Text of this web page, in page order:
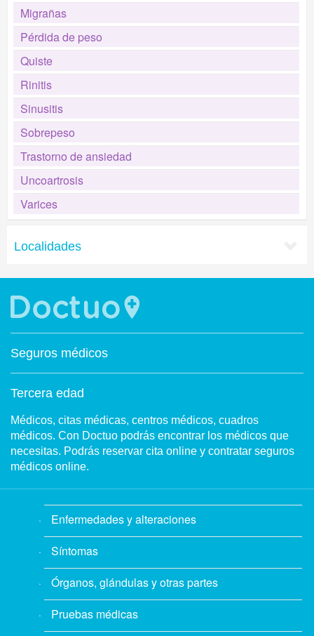
Migrañas
Pérdida de peso
Quiste
Rinitis
Sinusitis
Sobrepeso
Trastorno de ansiedad
Uncoartrosis
Varices
Localidades
Seguros médicos
Tercera edad
Médicos, citas médicas, centros médicos, cuadros
médicos. Con Doctuo podrás encontrar los médicos que
necesitas. Podrás reservar cita online y contratar seguros
médicos online.
Enfermedades y alteraciones
Síntomas
Órganos, glándulas y otras partes
Pruebas médicas